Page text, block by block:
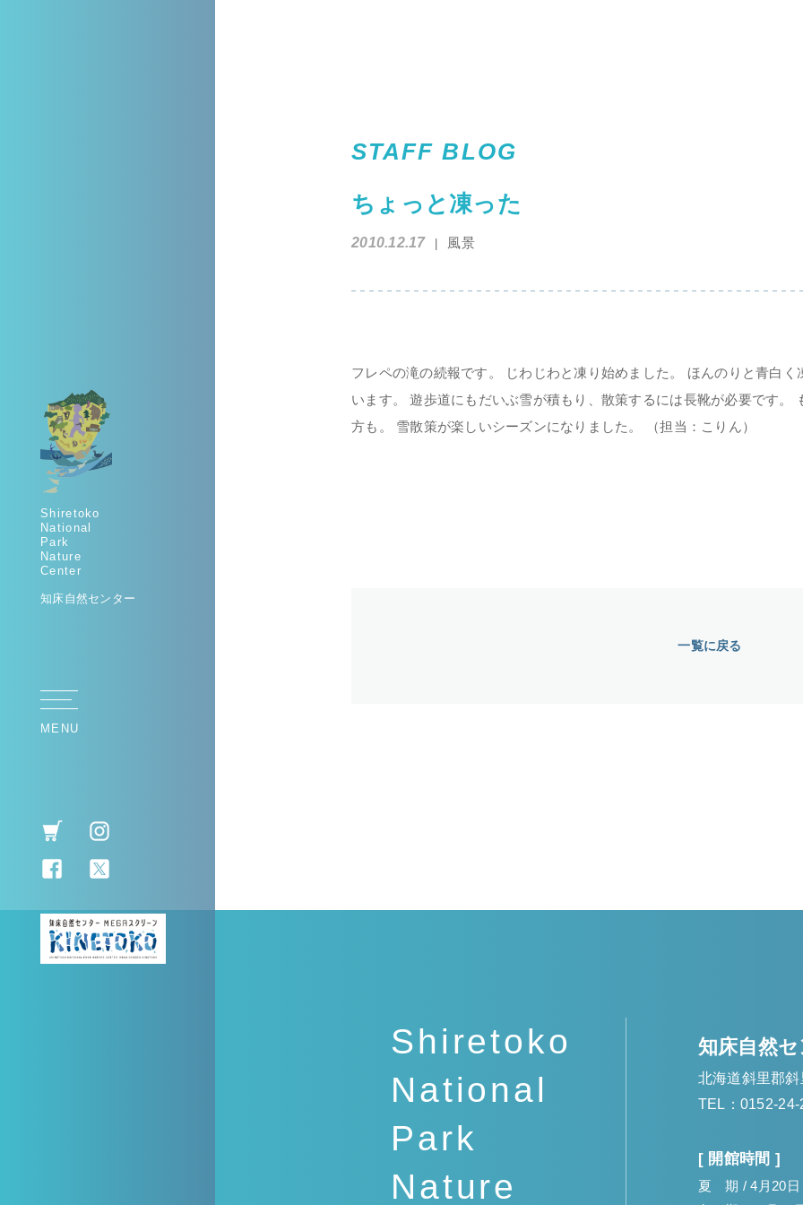
Shiretoko
National
Park
Nature
Center
知床自然センター
STAFF BLOG
ちょっと凍った
2010.12.17 風景
フレペの滝の続報です。 じわじわと凍り始めました。 ほんのりと青白
います。 遊歩道にもだいぶ雪が積もり、散策するには長靴が必要です。
方も。 雪散策が楽しいシーズンになりました。 （担当：こりん）
一覧に戻る
Shiretoko
National
Park
Nature
知床自然
北海道斜里郡
TEL：0152-24-
[ 開館時間 ]
夏 期 / 4月20日